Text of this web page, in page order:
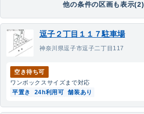
他の条件の区画も表示(2)
逗子２丁目１１７駐車場
神奈川県逗子市逗子二丁目117
空き待ち可
ワンボックスサイズまで対応
平置き
24h利用可 舗装あり